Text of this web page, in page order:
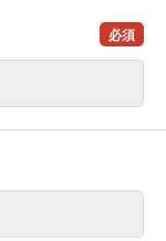
必須